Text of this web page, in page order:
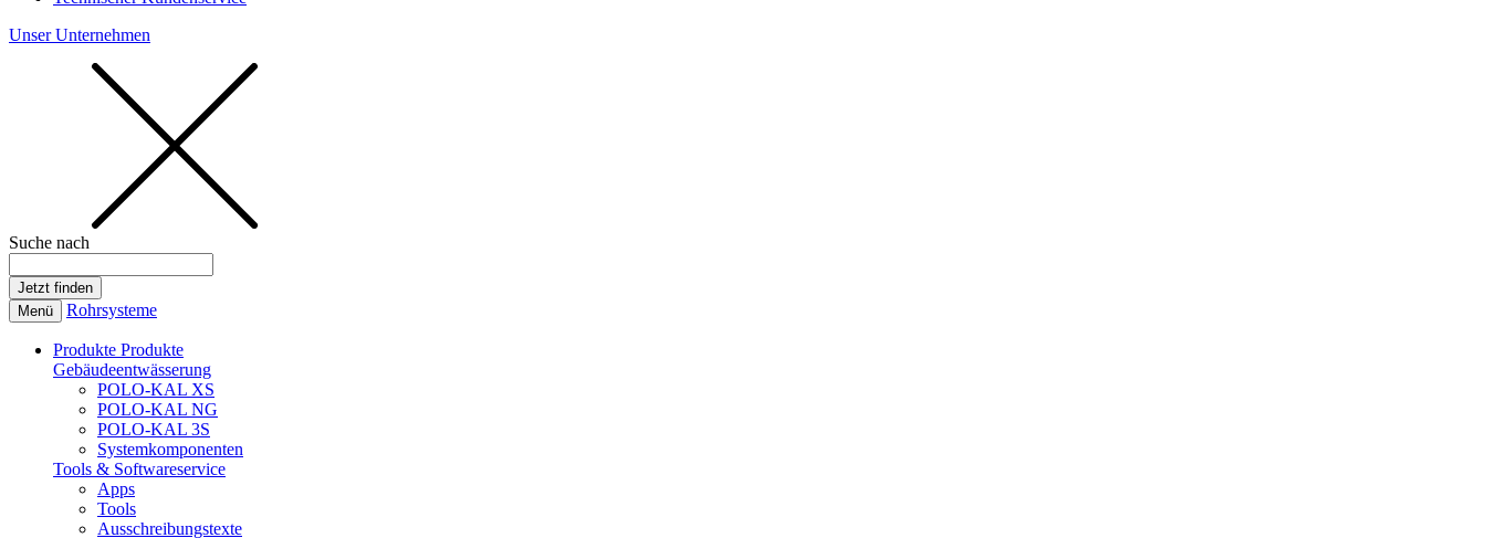
Unser Unternehmen
Suche nach
Menü Rohrsysteme
Produkte Produkte
Gebäudeentwässerung
POLO-KAL XS
POLO-KAL NG
POLO-KAL 3S
Systemkomponenten
Tools & Softwareservice
Apps
Tools
Ausschreibungstexte